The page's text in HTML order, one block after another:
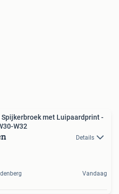
Spijkerbroek met Luipaardprint -
W32
Details
Vandaag